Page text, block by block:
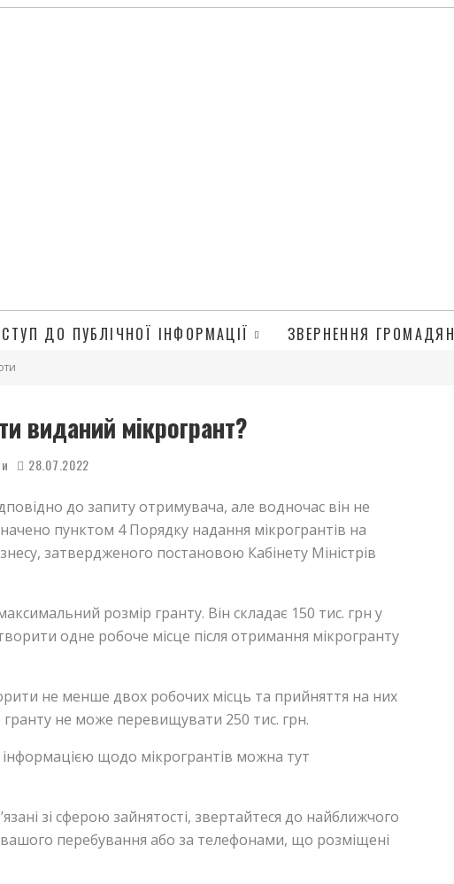
ДО ПУБЛІЧНОЇ ІНФОРМАЦІЇ ЗВЕРНЕННЯ ГРОМАДЯН
виданий мікрогрант?
28.07.2022
до запиту отримувача, але водночас він не
пунктом 4 Порядку надання мікрогрантів на
затвердженого постановою Кабінету Міністрів
розмір гранту. Він складає 150 тис. грн у
одне робоче місце після отримання мікрогранту
не менше двох робочих місць та прийняття на них
не може перевищувати 250 тис. грн.
щодо мікрогрантів можна тут
зі сферою зайнятості, звертайтеся до найближчого
вашого перебування або за телефонами, що розміщені